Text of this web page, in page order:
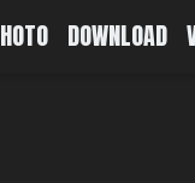
DOWNLOAD